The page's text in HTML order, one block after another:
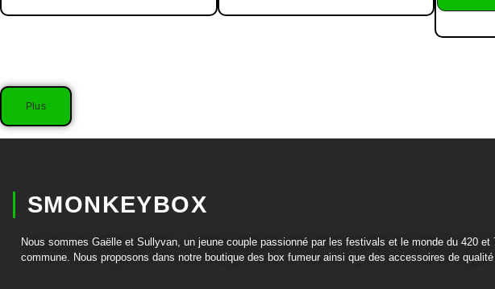
Plus
SMONKEYBOX
Nous sommes Gaëlle et Sullyvan, un jeune couple passionné par les festivals et le monde du 420
commune. Nous proposons dans notre boutique des box fumeur ainsi que des accessoires de